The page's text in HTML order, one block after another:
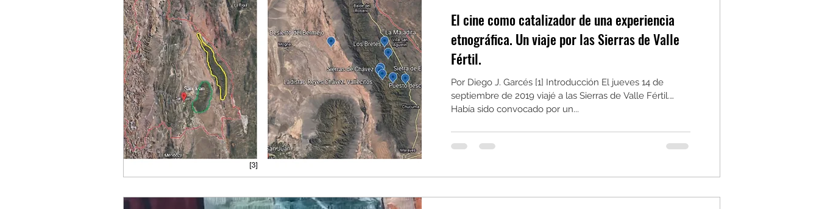
El cine como catalizador de una experiencia
etnográfica. Un viaje por las Sierras de Valle
Fértil.
Por Diego J. Garcés [1] Introducción El jueves 14 de
septiembre de 2019 viajé a las Sierras de Valle Fértil.
Había sido convocado por un...